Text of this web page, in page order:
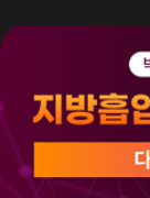
(주)365mcㅣ서